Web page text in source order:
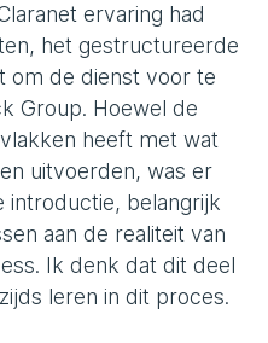
ervaring had
het gestructureerde
om de dienst voor te
Group. Hoewel de
heeft met wat
uitvoerden, was er
introductie, belangrijk
aan de realiteit van
Ik denk dat dit deel
leren in dit proces.